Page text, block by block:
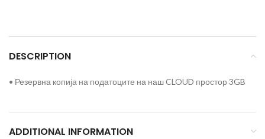
DESCRIPTION
• Резервна копија на податоците на наш CLOUD простор 3GB
ADDITIONAL INFORMATION